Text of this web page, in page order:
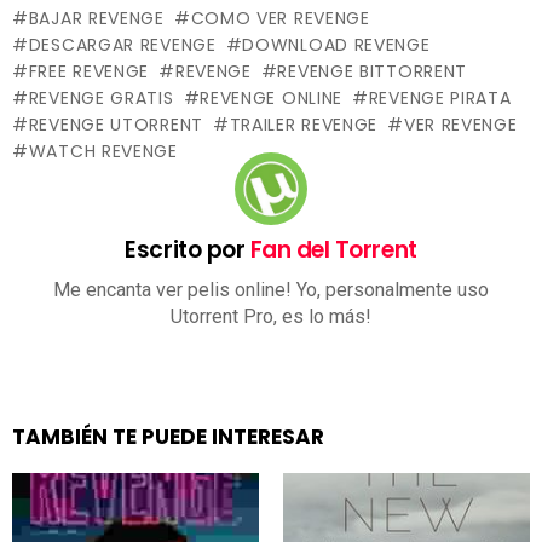
BAJAR REVENGE
COMO VER REVENGE
DESCARGAR REVENGE
DOWNLOAD REVENGE
FREE REVENGE
REVENGE
REVENGE BITTORRENT
REVENGE GRATIS
REVENGE ONLINE
REVENGE PIRATA
REVENGE UTORRENT
TRAILER REVENGE
VER REVENGE
WATCH REVENGE
Escrito por Fan del Torrent
Me encanta ver pelis online! Yo, personalmente uso
Utorrent Pro, es lo más!
TAMBIÉN TE PUEDE INTERESAR